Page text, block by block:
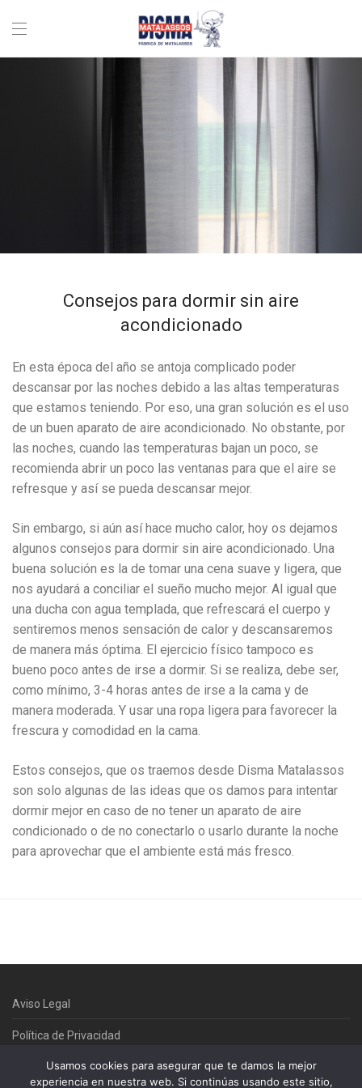
Consejos para dormir sin aire
acondicionado
En esta época del año se antoja complicado poder
descansar por las noches debido a las altas temperaturas
que estamos teniendo. Por eso, una gran solución es el uso
de un buen aparato de aire acondicionado. No obstante, por
las noches, cuando las temperaturas bajan un poco, se
recomienda abrir un poco las ventanas para que el aire se
refresque y así se pueda descansar mejor.
Sin embargo, si aún así hace mucho calor, hoy os dejamos
algunos consejos para dormir sin aire acondicionado. Una
buena solución es la de tomar una cena suave y ligera, que
nos ayudará a conciliar el sueño mucho mejor. Al igual que
una ducha con agua templada, que refrescará el cuerpo y
sentiremos menos sensación de calor y descansaremos
de manera más óptima. El ejercicio físico tampoco es
bueno poco antes de irse a dormir. Si se realiza, debe ser,
como mínimo, 3-4 horas antes de irse a la cama y de
manera moderada. Y usar una ropa ligera para favorecer la
frescura y comodidad en la cama.
Estos consejos, que os traemos desde Disma Matalassos
son solo algunas de las ideas que os damos para intentar
dormir mejor en caso de no tener un aparato de aire
condicionado o de no conectarlo o usarlo durante la noche
para aprovechar que el ambiente está más fresco.
Aviso Legal
Política de Privacidad
Política de cookies
Usamos cookies para asegurar que te damos la mejor
experiencia en nuestra web. Si continúas usando este sitio,